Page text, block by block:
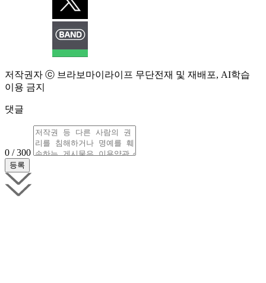
저작권자 ⓒ 브라보마이라이프 무단전재 및 재배포, AI학습
이용 금지
댓글
0 / 300